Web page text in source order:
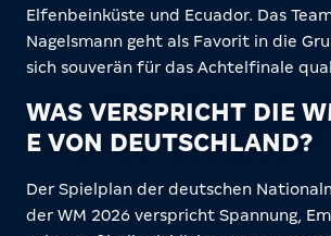
Elfenbeinküste und Ecuador. Das
Nagelsmann geht als Favorit in die
sich souverän für das Achtelfinale
WAS VERSPRICHT DIE
E VON DEUTSCHLAND?
Der Spielplan der deutschen
der WM 2026 verspricht Spannung,